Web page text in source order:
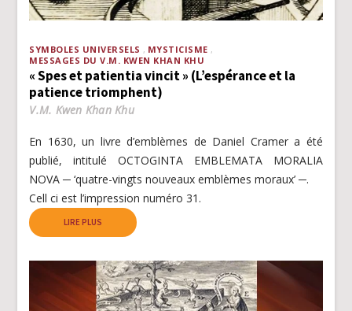
SYMBOLES UNIVERSELS
MYSTICISME
MESSAGES DU V.M. KWEN KHAN KHU
« Spes et patientia vincit » (L’espérance et la
patience triomphent)
V.M. Kwen Khan Khu
En 1630, un livre d’emblèmes de Daniel Cramer a été
publié, intitulé OCTOGINTA EMBLEMATA MORALIA
NOVA ─ ‘quatre-vingts nouveaux emblèmes moraux’ ─.
Cell ci est l’impression numéro 31.
LIRE PLUS